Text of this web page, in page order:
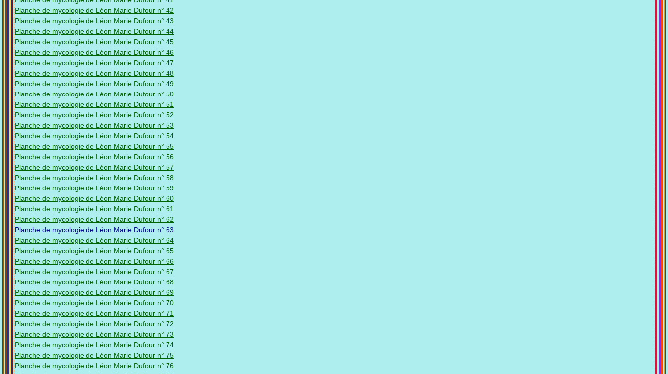
Planche de mycologie de Léon Marie Dufour n° 42
Planche de mycologie de Léon Marie Dufour n° 43
Planche de mycologie de Léon Marie Dufour n° 44
Planche de mycologie de Léon Marie Dufour n° 45
Planche de mycologie de Léon Marie Dufour n° 46
Planche de mycologie de Léon Marie Dufour n° 47
Planche de mycologie de Léon Marie Dufour n° 48
Planche de mycologie de Léon Marie Dufour n° 49
Planche de mycologie de Léon Marie Dufour n° 50
Planche de mycologie de Léon Marie Dufour n° 51
Planche de mycologie de Léon Marie Dufour n° 52
Planche de mycologie de Léon Marie Dufour n° 53
Planche de mycologie de Léon Marie Dufour n° 54
Planche de mycologie de Léon Marie Dufour n° 55
Planche de mycologie de Léon Marie Dufour n° 56
Planche de mycologie de Léon Marie Dufour n° 57
Planche de mycologie de Léon Marie Dufour n° 58
Planche de mycologie de Léon Marie Dufour n° 59
Planche de mycologie de Léon Marie Dufour n° 60
Planche de mycologie de Léon Marie Dufour n° 61
Planche de mycologie de Léon Marie Dufour n° 62
Planche de mycologie de Léon Marie Dufour n° 63
Planche de mycologie de Léon Marie Dufour n° 64
Planche de mycologie de Léon Marie Dufour n° 65
Planche de mycologie de Léon Marie Dufour n° 66
Planche de mycologie de Léon Marie Dufour n° 67
Planche de mycologie de Léon Marie Dufour n° 68
Planche de mycologie de Léon Marie Dufour n° 69
Planche de mycologie de Léon Marie Dufour n° 70
Planche de mycologie de Léon Marie Dufour n° 71
Planche de mycologie de Léon Marie Dufour n° 72
Planche de mycologie de Léon Marie Dufour n° 73
Planche de mycologie de Léon Marie Dufour n° 74
Planche de mycologie de Léon Marie Dufour n° 75
Planche de mycologie de Léon Marie Dufour n° 76